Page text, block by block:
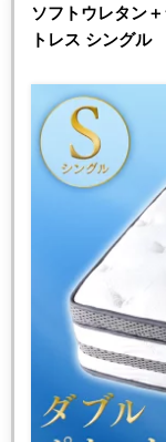
ソフトウレタン
トレス シングル